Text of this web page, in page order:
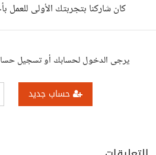
كان شاركنا بتجربتك الأولى للعمل
يرجى الدخول لحسابك أو تسجيل
حساب جديد